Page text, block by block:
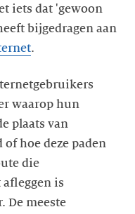
iets dat 'gewoon
bijgedragen aan
.
waarop hun
plaats van
hoe deze paden
die
is
De meeste